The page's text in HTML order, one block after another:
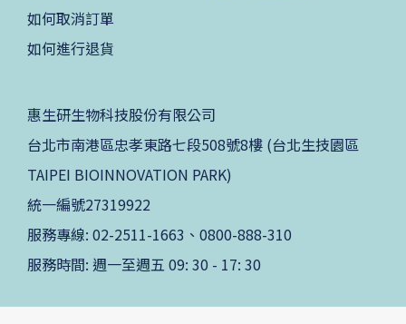
如何取消訂單
如何進行退貨
惠生研生物科技股份有限公司
台北市南港區忠孝東路七段508號8樓 (台北生技園區
TAIPEI BIOINNOVATION PARK)
統一編號27319922
服務專線: 02-2511-1663、0800-888-310
服務時間: 週一至週五 09: 30 - 17: 30